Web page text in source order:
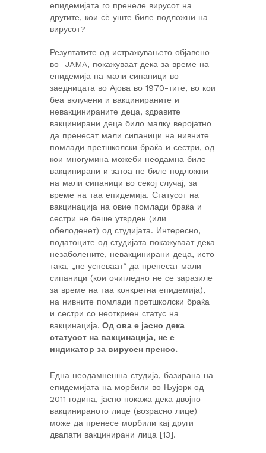
епидемијата го пренеле вирусот на
другите, кои сè уште биле подложни на
вирусот?
Резултатите од истражувањето објавено
во JAMA, покажуваат дека за време на
епидемија на мали сипаници во
заедницата во Ајова во 1970-тите, во кои
беа вклучени и вакцинираните и
невакцинираните деца, здравите
вакцинирани деца било малку веројатно
да пренесат мали сипаници на нивните
помлади претшколски браќа и сестри, од
кои многумина можеби неодамна биле
вакцинирани и затоа не биле подложни
на мали сипаници во секој случај, за
време на таа епидемија. Статусот на
вакцинација на овие помлади браќа и
сестри не беше утврден (или
обелоденет) од студијата. Интересно,
податоците од студијата покажуваат дека
незаболените, невакцинирани деца, исто
така, „не успеваат“ да пренесат мали
сипаници (кои очигледно не се заразиле
за време на таа конкретна епидемија),
на нивните помлади претшколски браќа
и сестри со неоткриен статус на
вакцинација. Од ова е јасно дека
статусот на вакцинација, не е
индикатор за вирусен пренос.
Една неодамнешна студија, базирана на
епидемијата на морбили во Њујорк од
2011 година, јасно покажа дека двојно
вакцинираното лице (возрасно лице)
може да пренесе морбили кај други
двапати вакцинирани лица [13].